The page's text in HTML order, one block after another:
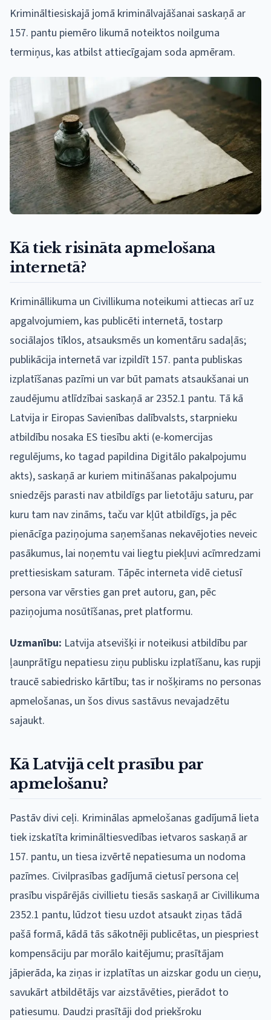
Krimināltiesiskajā jomā kriminālvajāšanai saskaņā ar
157. pantu piemēro likumā noteiktos noilguma
termiņus, kas atbilst attiecīgajam soda apmēram.
Kā tiek risināta apmelošana
internetā?
Krimināllikuma un Civillikuma noteikumi attiecas arī uz
apgalvojumiem, kas publicēti internetā, tostarp
sociālajos tīklos, atsauksmēs un komentāru sadaļās;
publikācija internetā var izpildīt 157. panta publiskas
izplatīšanas pazīmi un var būt pamats atsaukšanai un
zaudējumu atlīdzībai saskaņā ar 2352.1 pantu. Tā kā
Latvija ir Eiropas Savienības dalībvalsts, starpnieku
atbildību nosaka ES tiesību akti (e-komercijas
regulējums, ko tagad papildina Digitālo pakalpojumu
akts), saskaņā ar kuriem mitināšanas pakalpojumu
sniedzējs parasti nav atbildīgs par lietotāju saturu, par
kuru tam nav zināms, taču var kļūt atbildīgs, ja pēc
pienācīga paziņojuma saņemšanas nekavējoties neveic
pasākumus, lai noņemtu vai liegtu piekļuvi acīmredzami
prettiesiskam saturam. Tāpēc interneta vidē cietusī
persona var vērsties gan pret autoru, gan, pēc
paziņojuma nosūtīšanas, pret platformu.
Uzmanību: Latvija atsevišķi ir noteikusi atbildību par
ļaunprātīgu nepatiesu ziņu publisku izplatīšanu, kas rupji
traucē sabiedrisko kārtību; tas ir nošķirams no personas
apmelošanas, un šos divus sastāvus nevajadzētu
sajaukt.
Kā Latvijā celt prasību par
apmelošanu?
Pastāv divi ceļi. Kriminālas apmelošanas gadījumā lieta
tiek izskatīta krimināltiesvedības ietvaros saskaņā ar
157. pantu, un tiesa izvērtē nepatiesuma un nodoma
pazīmes. Civilprasības gadījumā cietusī persona ceļ
prasību vispārējās civillietu tiesās saskaņā ar Civillikuma
2352.1 pantu, lūdzot tiesu uzdot atsaukt ziņas tādā
pašā formā, kādā tās sākotnēji publicētas, un piespriest
kompensāciju par morālo kaitējumu; prasītājam
jāpierāda, ka ziņas ir izplatītas un aizskar godu un cieņu,
savukārt atbildētājs var aizstāvēties, pierādot to
patiesumu. Daudzi prasītāji dod priekšroku